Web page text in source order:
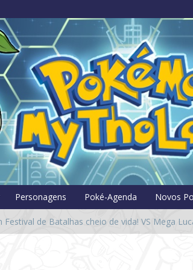
Personagens Poké-Agenda Novos
de Batalhas cheio de vida! VS Mega